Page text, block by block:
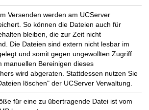
Versenden werden am UCServer
So können die Dateien auch für
bleiben, die zur Zeit nicht
Die Dateien sind extern nicht lesbar im
und somit gegen ungewollten Zugriff
manuellen Bereinigen dieses
wird abgeraten. Stattdessen nutzen Sie
löschen" der UCServer Verwaltung.
für eine zu übertragende Datei ist vom